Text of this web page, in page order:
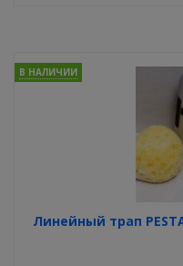
Линейный трап
В НАЛИЧИИ